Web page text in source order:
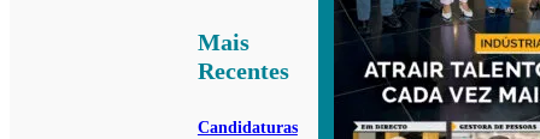
Mais
Recentes
Candidaturas